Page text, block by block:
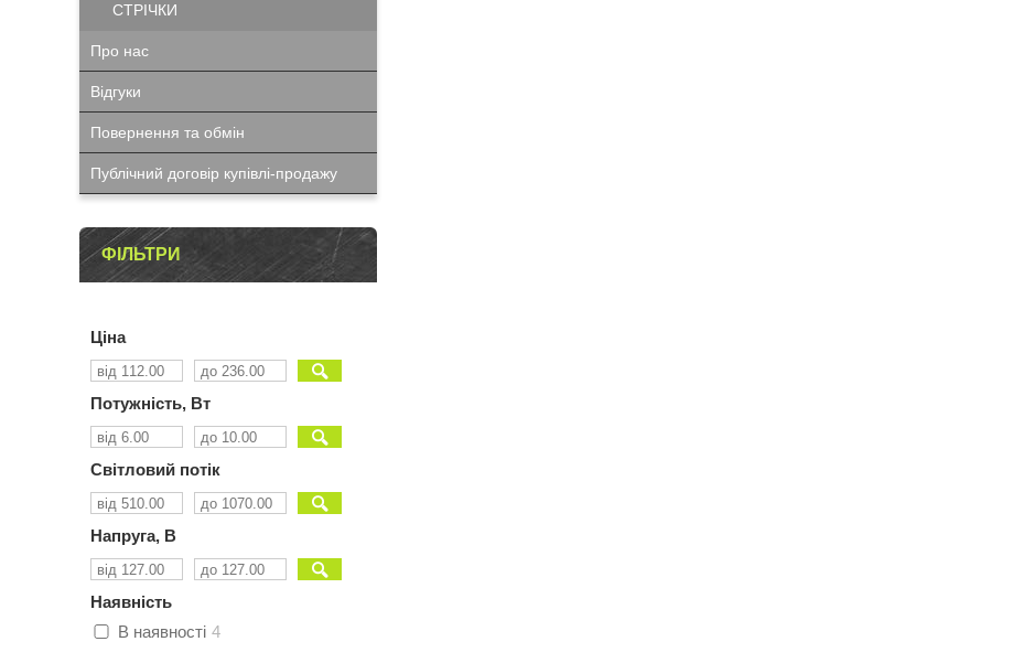
СТРІЧКИ
Про нас
Відгуки
Повернення та обмін
Публічний договір купівлі-продажу
ФІЛЬТРИ
Ціна
Потужність, Вт
Світловий потік
Напруга, В
Наявність
В наявності 4